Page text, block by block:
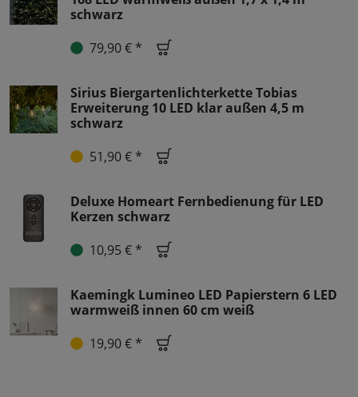
schwarz
79,90 € *
Sirius Biergartenlichterkette Tobias
Erweiterung 10 LED klar außen 4,5 m
schwarz
51,90 € *
Deluxe Homeart Fernbedienung für LED
Kerzen schwarz
10,95 € *
Kaemingk Lumineo LED Papierstern 6 LED
warmweiß innen 60 cm weiß
19,90 € *